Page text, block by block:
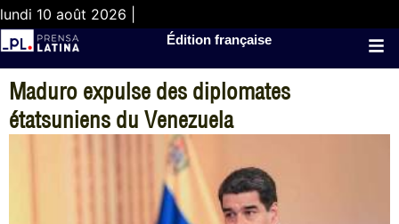
lundi 10 août 2026 |
Édition française
Maduro expulse des diplomates
étatsuniens du Venezuela